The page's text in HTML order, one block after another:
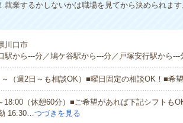
就業するかしないかは職場を見てから決められま
川口市
駅から---分／鳩ケ谷駅から---分／戸塚安行駅から---
（週2日～も相談OK）■曜日固定の相談OK！■希
18:00（休憩60分）■ご希望があれば下記シフトも
16:30…つづきを見る